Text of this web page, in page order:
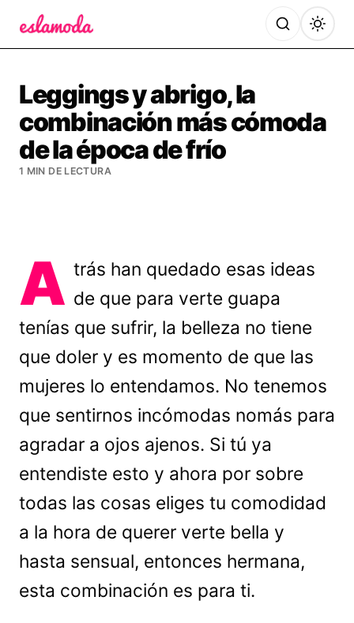
Leggings y abrigo, la
combinación más cómoda
de la época de frío
1 MIN DE LECTURA
A trás han quedado esas ideas
de que para verte guapa
tenías que sufrir, la belleza no tiene
que doler y es momento de que las
mujeres lo entendamos. No tenemos
que sentirnos incómodas nomás para
agradar a ojos ajenos. Si tú ya
entendiste esto y ahora por sobre
todas las cosas eliges tu comodidad
a la hora de querer verte bella y
hasta sensual, entonces hermana,
esta combinación es para ti.